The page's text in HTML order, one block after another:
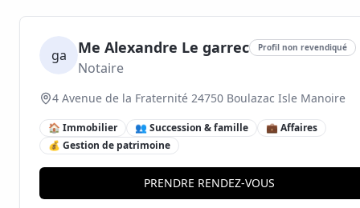
ga Me Alexandre Le garrec Profil non revendiqué
Notaire
4 Avenue de la Fraternité 24750 Boulazac Isle Manoire
🏠 Immobilier 👥 Succession & famille
💼 Affaires
💰 Gestion de patrimoine
PRENDRE RENDEZ-VOUS